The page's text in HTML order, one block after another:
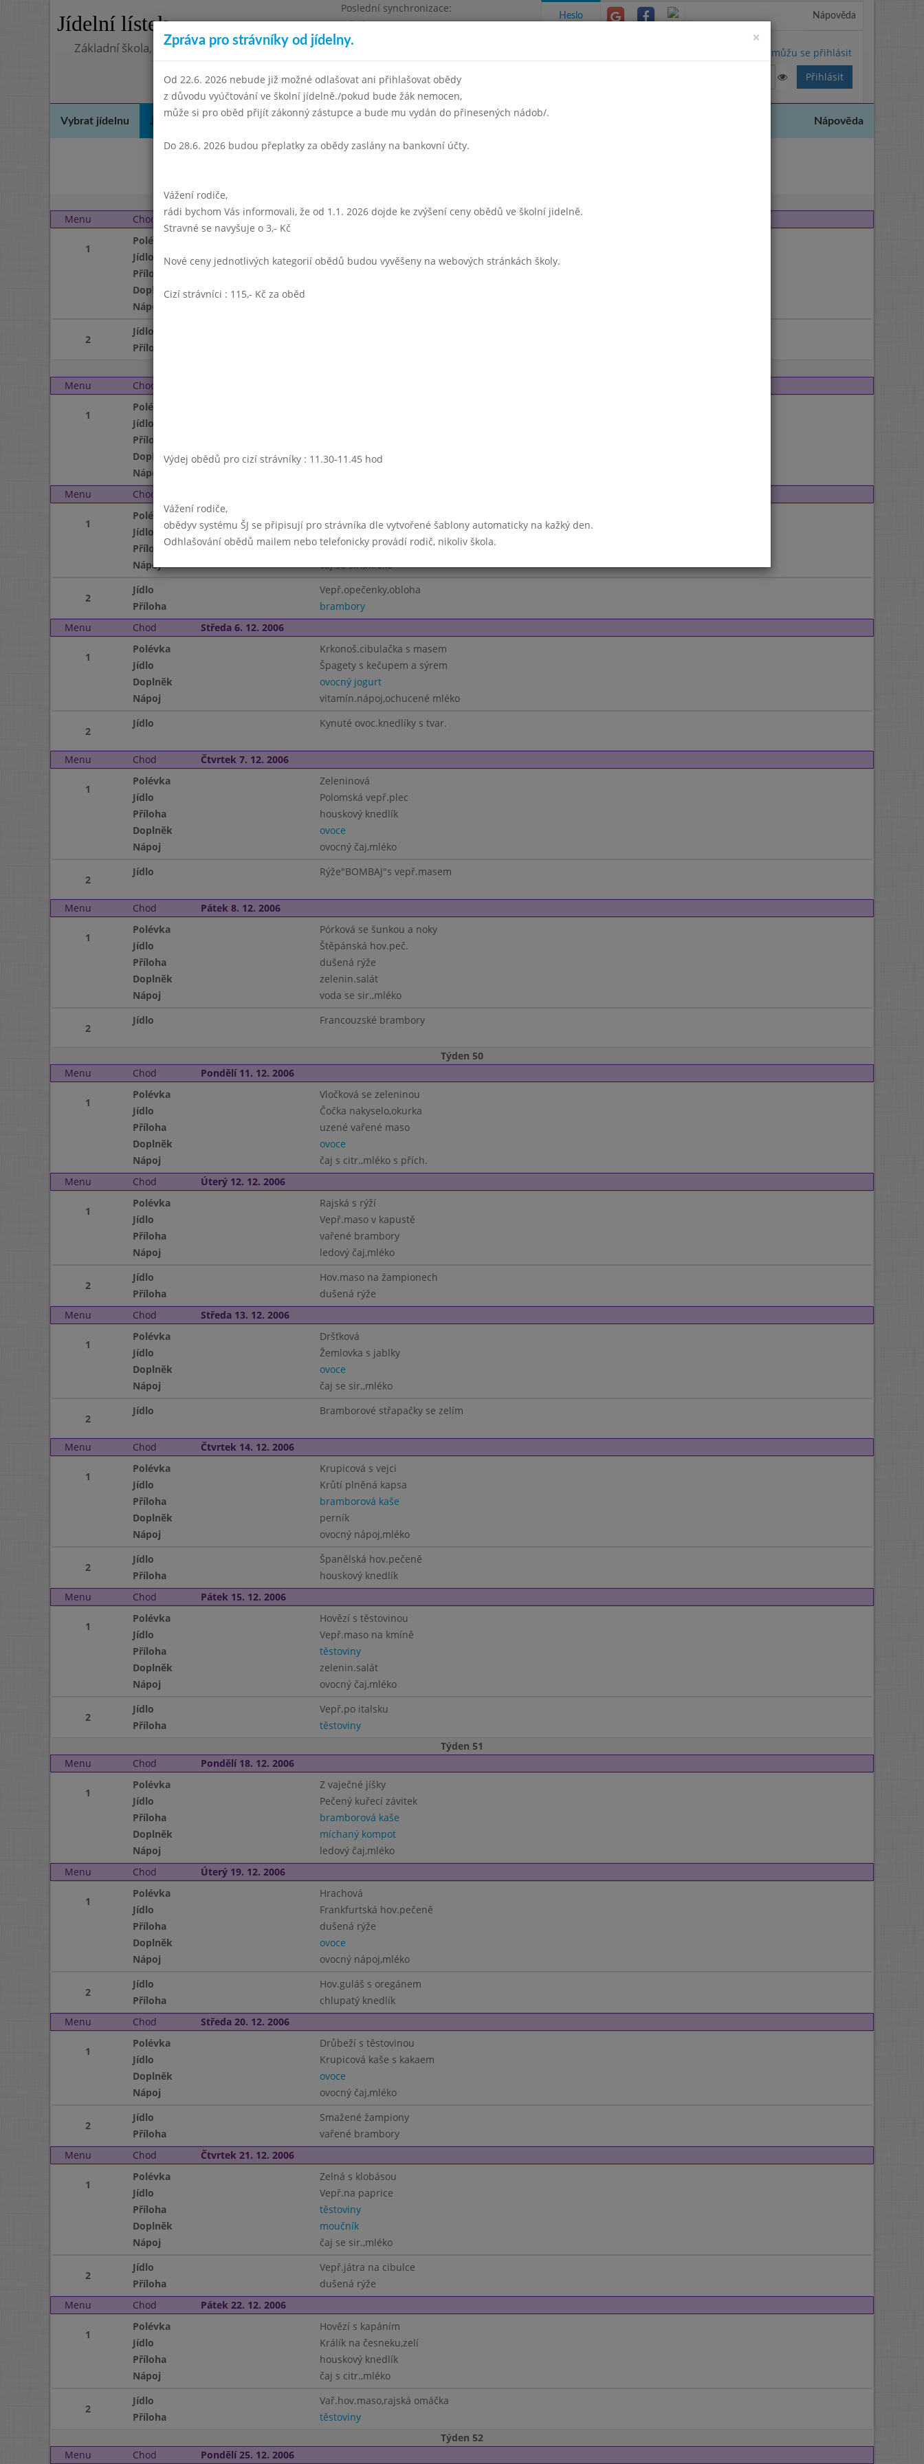
Jídelní lístek
Poslední synchronizace:
Středa 5.8.2026 6:57
Základní škola, Praha 4, Na Líše 16
Heslo Nápověda
Nemůžu se přihlásit
Vybrat jídelnu Jídelní lístek Historie Kontakty a informace Docházka Aktivity Nápověda
Menu
Chod Pátek 1. 12. 2006
1
Polévka
Jídlo
Vepřová pečeně
Příloha
Doplněk
Nápoj
2
Jídlo
Příloha
Menu
Chod
1
Polévka
Jídlo
Příloha
Doplněk
ovoce
Nápoj
Menu
Chod
1
Polévka
Jídlo
Hov.maso vařené
Příloha
fazol.lusky nakyselo,brambory
Nápoj
čaj se sir.,mléko
2
Jídlo
Vepř.opečenky,obloha
Příloha
brambory
Menu
Chod Středa 6. 12. 2006
1
Polévka
Krkonoš.cibulačka s masem
Jídlo
Špagety s kečupem a sýrem
Doplněk
ovocný jogurt
Nápoj
vitamín.nápoj,ochucené mléko
2
Jídlo Kynuté ovoc.knedlíky s tvar.
Menu Chod Čtvrtek 7. 12. 2006
1
Polévka
Zeleninová
Jídlo
Polomská vepř.plec
Příloha
houskový knedlík
Doplněk
ovoce
Nápoj
ovocný čaj,mléko
2
Jídlo Rýže"BOMBAJ"s vepř.masem
Menu Chod Pátek 8. 12. 2006
1
Polévka
Pórková se šunkou a noky
Jídlo
Štěpánská hov.peč.
Příloha
dušená rýže
Doplněk
zelenin.salát
Nápoj
voda se sir.,mléko
2
Jídlo Francouzské brambory
Týden 50
Menu
Chod Pondělí 11. 12. 2006
1
Polévka
Vločková se zeleninou
Jídlo
Čočka nakyselo,okurka
Příloha
uzené vařené maso
Doplněk
ovoce
Nápoj
čaj s citr.,mléko s přích.
Menu
Chod Úterý 12. 12. 2006
1
Polévka
Rajská s rýží
Jídlo
Vepř.maso v kapustě
Příloha
vařené brambory
Nápoj
ledový čaj,mléko
2
Jídlo
Hov.maso na žampionech
Příloha
dušená rýže
Menu
Chod Středa 13. 12. 2006
1
Polévka
Dršťková
Jídlo
Žemlovka s jablky
Doplněk
ovoce
Nápoj
čaj se sir.,mléko
2
Jídlo Bramborové střapačky se zelím
Menu Chod Čtvrtek 14. 12. 2006
1
Polévka
Krupicová s vejci
Jídlo
Krůtí plněná kapsa
Příloha
bramborová kaše
Doplněk
perník
Nápoj
ovocný nápoj,mléko
2
Jídlo
Španělská hov.pečeně
Příloha
houskový knedlík
Menu
Chod Pátek 15. 12. 2006
1
Polévka
Hovězí s těstovinou
Jídlo
Vepř.maso na kmíně
Příloha
těstoviny
Doplněk
zelenin.salát
Nápoj
ovocný čaj,mléko
2
Jídlo
Vepř.po italsku
Příloha
těstoviny
Týden 51
Menu
Chod Pondělí 18. 12. 2006
1
Polévka
Z vaječné jíšky
Jídlo
Pečený kuřecí závitek
Příloha
bramborová kaše
Doplněk
míchaný kompot
Nápoj
ledový čaj,mléko
Menu
Chod Úterý 19. 12. 2006
1
Polévka
Hrachová
Jídlo
Frankfurtská hov.pečeně
Příloha
dušená rýže
Doplněk
ovoce
Nápoj
ovocný nápoj,mléko
2
Jídlo
Hov.guláš s oregánem
Příloha
chlupatý knedlík
Menu
Chod Středa 20. 12. 2006
1
Polévka
Drůbeží s těstovinou
Jídlo
Krupicová kaše s kakaem
Doplněk
ovoce
Nápoj
ovocný čaj,mléko
2
Jídlo
Smažené žampiony
Příloha
vařené brambory
Menu
Chod Čtvrtek 21. 12. 2006
1
Polévka
Zelná s klobásou
Jídlo
Vepř.na paprice
Příloha
těstoviny
Doplněk
moučník
Nápoj
čaj se sir.,mléko
2
Jídlo
Vepř.játra na cibulce
Příloha
dušená rýže
Menu
Chod Pátek 22. 12. 2006
1
Polévka
Hovězí s kapáním
Jídlo
Králík na česneku,zelí
Příloha
houskový knedlík
Nápoj
čaj s citr.,mléko
2
Jídlo
Vař.hov.maso,rajská omáčka
Příloha
těstoviny
Týden 52
Menu
Chod Pondělí 25. 12. 2006
×
Zpráva pro strávníky od jídelny.
Od 22.6. 2026 nebude již možné odlašovat ani přihlašovat obědy
z důvodu vyúčtování ve školní jídelně./pokud bude žák nemocen,
může si pro oběd přijít zákonný zástupce a bude mu vydán do přinesených nádob/.
Do 28.6. 2026 budou přeplatky za obědy zaslány na bankovní účty.
Vážení rodiče,
rádi bychom Vás informovali, že od 1.1. 2026 dojde ke zvýšení ceny obědů ve školní jidelně.
Stravné se navyšuje o 3,- Kč
Nové ceny jednotlivých kategorií obědů budou vyvěšeny na webových stránkách školy.
Cizí strávníci : 115,- Kč za oběd
Výdej obědů pro cizí strávníky : 11.30-11.45 hod
Vážení rodiče,
obědyv systému ŠJ se připisují pro strávníka dle vytvořené šablony automaticky na kažký den.
Odhlašování obědů mailem nebo telefonicky provádí rodič, nikoliv škola.